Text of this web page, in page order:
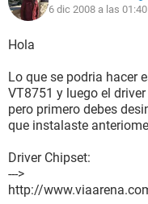
6 dic 2008 a las 01:40
Hola
Lo que se podria hacer
VT8751 y luego el
pero primero debes
que instalaste
Driver Chipset:
--->
http://